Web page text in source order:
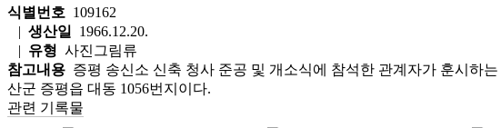
식별번호 109162
| 생산일
1966.12.20.
| 유형 사진그림류
참고내용 증평 송신소 신축 청사 준공 및 개소식에 참석한 관계자가 훈시하
산군 증평읍 대동 1056번지이다.
관련 기록물